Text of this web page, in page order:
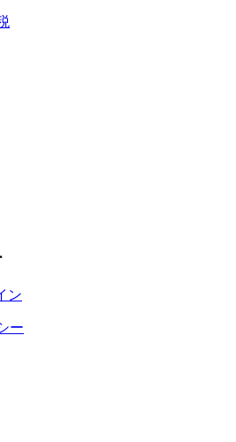
ン
ー